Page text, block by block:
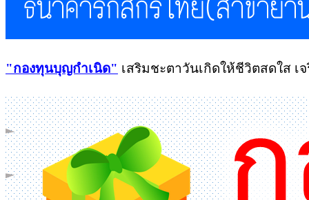
"กองทุนบุญกำเนิด" เสริมชะตาวันเกิดให้ชีวิตสดใส เ